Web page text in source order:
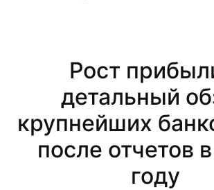
Рост
детальный
крупнейших
после отчетов
году